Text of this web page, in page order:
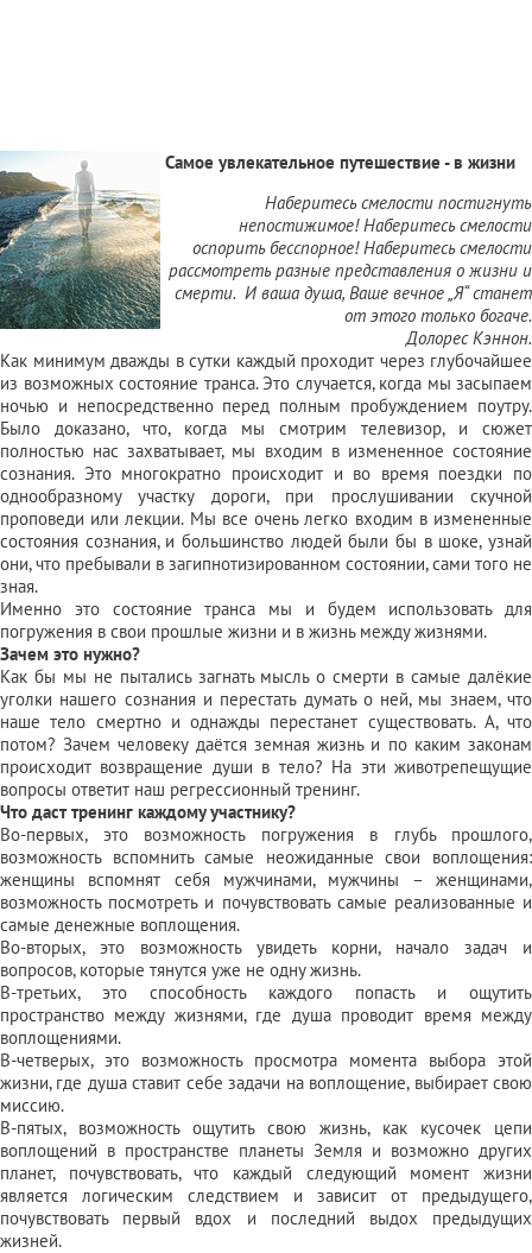
Самое увлекательное путешествие - в жизни
Наберитесь смелости постигнуть
непостижимое! Наберитесь смелости
оспорить бесспорное! Наберитесь смелости
рассмотреть разные представления о жизни и
смерти. И ваша душа, Ваше вечное „Я“ станет
от этого только богаче.
Долорес Кэннон.
Как минимум дважды в сутки каждый проходит через глубочайшее
из возможных состояние транса. Это случается, когда мы засыпаем
ночью и непосредственно перед полным пробуждением поутру.
Было доказано, что, когда мы смотрим телевизор, и сюжет
полностью нас захватывает, мы входим в измененное состояние
сознания. Это многократно происходит и во время поездки по
однообразному участку дороги, при прослушивании скучной
проповеди или лекции. Мы все очень легко входим в измененные
состояния сознания, и большинство людей были бы в шоке, узнай
они, что пребывали в загипнотизированном состоянии, сами того не
зная.
Именно это состояние транса мы и будем использовать для
погружения в свои прошлые жизни и в жизнь между жизнями.
Зачем это нужно?
Как бы мы не пытались загнать мысль о смерти в самые далёкие
уголки нашего сознания и перестать думать о ней, мы знаем, что
наше тело смертно и однажды перестанет существовать. А, что
потом? Зачем человеку даётся земная жизнь и по каким законам
происходит возвращение души в тело? На эти животрепещущие
вопросы ответит наш регрессионный тренинг.
Что даст тренинг каждому участнику?
Во-первых, это возможность погружения в глубь прошлого,
возможность вспомнить самые неожиданные свои воплощения:
женщины вспомнят себя мужчинами, мужчины – женщинами,
возможность посмотреть и почувствовать самые реализованные и
самые денежные воплощения.
Во-вторых, это возможность увидеть корни, начало задач и
вопросов, которые тянутся уже не одну жизнь.
В-третьих, это способность каждого попасть и ощутить
пространство между жизнями, где душа проводит время между
воплощениями.
В-четверых, это возможность просмотра момента выбора этой
жизни, где душа ставит себе задачи на воплощение, выбирает свою
миссию.
В-пятых, возможность ощутить свою жизнь, как кусочек цепи
воплощений в пространстве планеты Земля и возможно других
планет, почувствовать, что каждый следующий момент жизни
является логическим следствием и зависит от предыдущего,
почувствовать первый вдох и последний выдох предыдущих
жизней.